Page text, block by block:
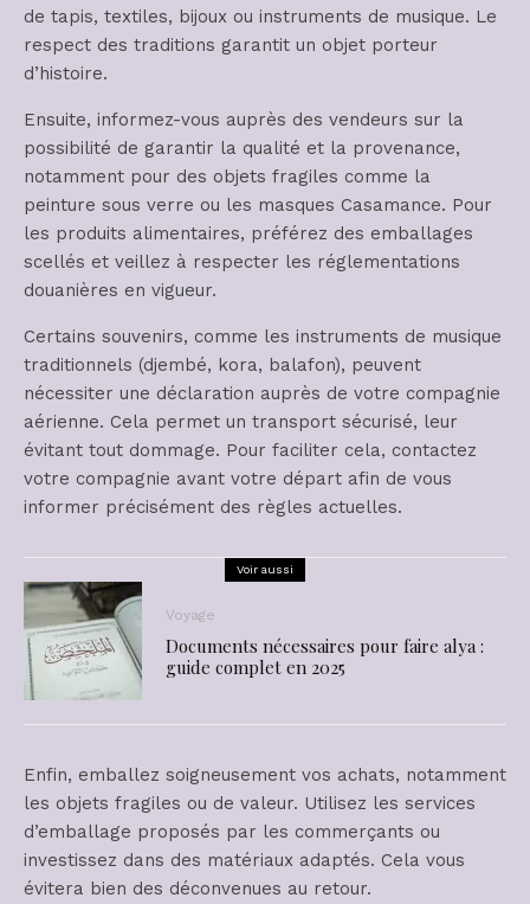
de tapis, textiles, bijoux ou instruments de musique. Le
respect des traditions garantit un objet porteur
d’histoire.
Ensuite, informez-vous auprès des vendeurs sur la
possibilité de garantir la qualité et la provenance,
notamment pour des objets fragiles comme la
peinture sous verre ou les masques Casamance. Pour
les produits alimentaires, préférez des emballages
scellés et veillez à respecter les réglementations
douanières en vigueur.
Certains souvenirs, comme les instruments de musique
traditionnels (djembé, kora, balafon), peuvent
nécessiter une déclaration auprès de votre compagnie
aérienne. Cela permet un transport sécurisé, leur
évitant tout dommage. Pour faciliter cela, contactez
votre compagnie avant votre départ afin de vous
informer précisément des règles actuelles.
Voir aussi
Voyage
Documents nécessaires pour faire alya :
guide complet en 2025
Enfin, emballez soigneusement vos achats, notamment
les objets fragiles ou de valeur. Utilisez les services
d’emballage proposés par les commerçants ou
investissez dans des matériaux adaptés. Cela vous
évitera bien des déconvenues au retour.